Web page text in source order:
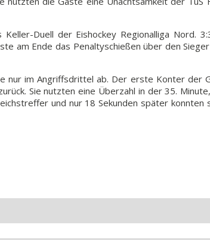
Keller-Duell der Eishockey Regionalliga Nord.
am Ende das Penaltyschießen über den
nur im Angriffsdrittel ab. Der erste Konter der
Sie nutzten eine Überzahl in der 35.
und nur 18 Sekunden später